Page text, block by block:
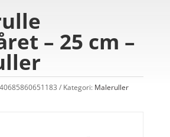
– 25 cm –
40685860651183 Kategori: Maleruller